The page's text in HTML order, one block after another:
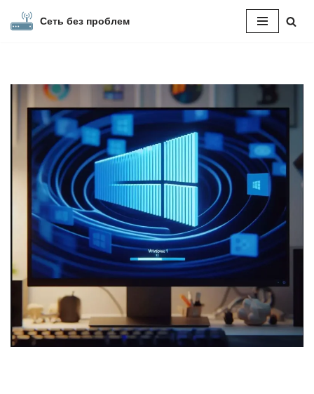
Сеть без проблем